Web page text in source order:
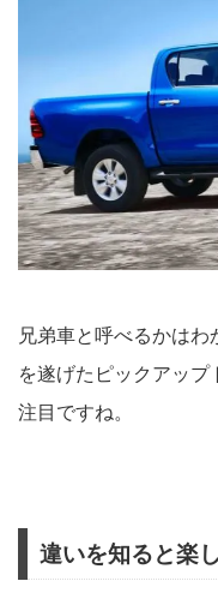
兄弟車と呼べるかは
を遂げたピックアップ
注目ですね。
違いを知ると楽